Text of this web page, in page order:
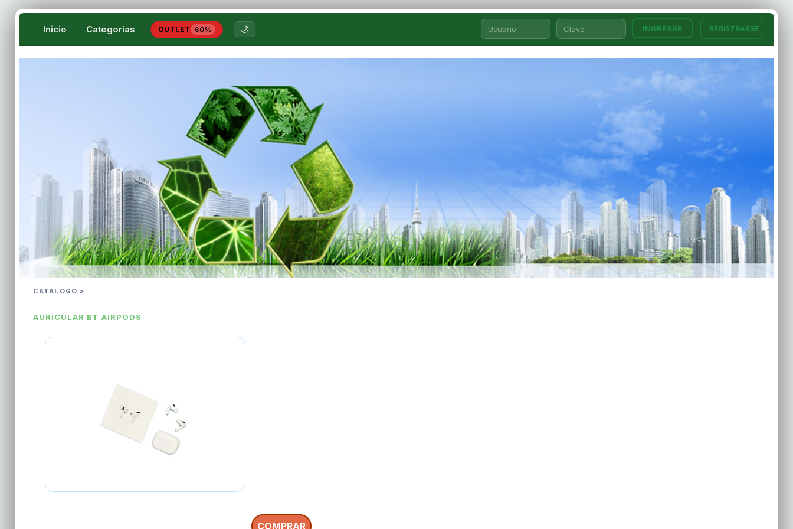
Inicio Categorías▾ OUTLET 60% 🌙 REGISTRARSE
CATALOGO >
AURICULAR BT AIRPODS
COMPRAR